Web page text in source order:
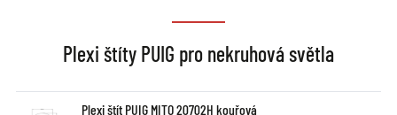
Plexi štíty PUIG pro nekruhová světla
Plexi štít PUIG MITO 20702H kouřová